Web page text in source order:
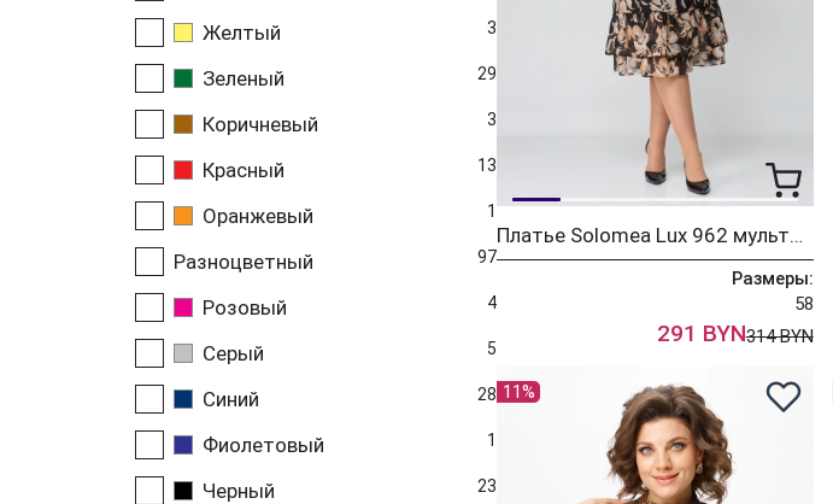
Желтый 3
Зеленый 29
Коричневый 3
Красный 13
Оранжевый 1
Разноцветный 97
Розовый 4
Серый 5
Синий 28
Фиолетовый 1
Черный 23
Платье Solomea Lux 962 мультиколор
Размеры:
58
291 BYN314 BYN
11%